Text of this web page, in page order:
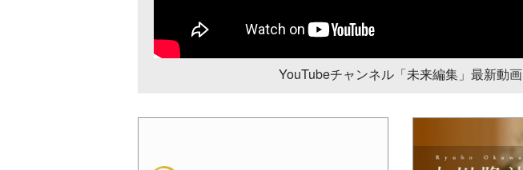
YouTubeチャンネル「未来編集」最新動画